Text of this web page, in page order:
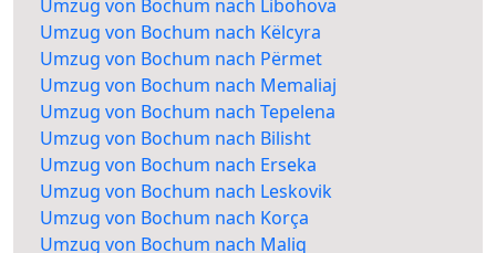
Umzug von Bochum nach Libohova
Umzug von Bochum nach Këlcyra
Umzug von Bochum nach Përmet
Umzug von Bochum nach Memaliaj
Umzug von Bochum nach Tepelena
Umzug von Bochum nach Bilisht
Umzug von Bochum nach Erseka
Umzug von Bochum nach Leskovik
Umzug von Bochum nach Korça
Umzug von Bochum nach Maliq